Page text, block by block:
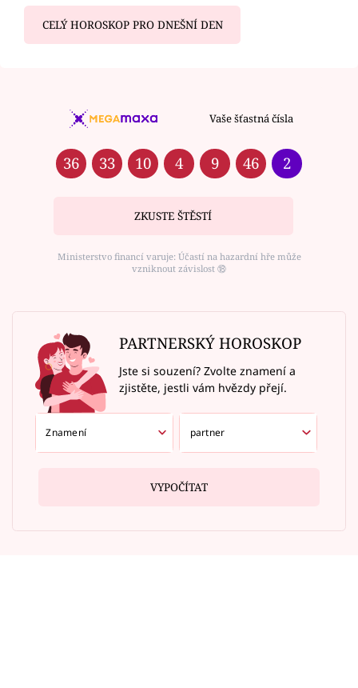
CELÝ HOROSKOP PRO DNEŠNÍ DEN
Vaše šťastná čísla
36 33 10 4 9 46 2
ZKUSTE ŠTĚSTÍ
Ministerstvo financí varuje: Účastí na hazardní hře může
vzniknout závislost ⑱
PARTNERSKÝ HOROSKOP
Jste si souzení? Zvolte znamení a
zjistěte, jestli vám hvězdy přejí.
VYPOČÍTAT